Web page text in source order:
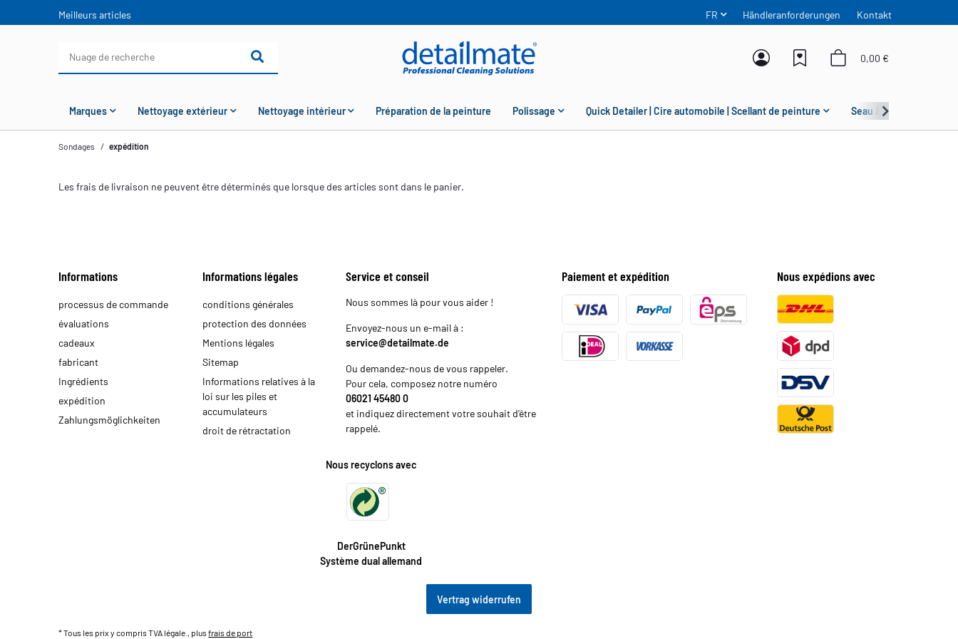
FR Händleranforderungen Kontakt
Meilleurs articles
0,00 €
Marques Nettoyage extérieur Nettoyage intérieur Préparation de la peinture Polissage Quick Detailer | Cire automobile | Scellant de peinture Seau & Grit Guard
Sondages expédition
Les frais de livraison ne peuvent être déterminés que lorsque des articles sont dans le panier.
Informations
processus de commande
évaluations
cadeaux
fabricant
Ingrédients
expédition
Zahlungsmöglichkeiten
Informations légales
conditions générales
protection des données
Mentions légales
Sitemap
Informations relatives à la
loi sur les piles et
accumulateurs
droit de rétractation
Service et conseil
Nous sommes là pour vous aider !
Envoyez-nous un e-mail à :
service@detailmate.de
Ou demandez-nous de vous rappeler.
Pour cela, composez notre numéro
06021 45480 0
et indiquez directement votre souhait d'être
rappelé.
Paiement et expédition Nous expédions avec
Nous recyclons avec
DerGrünePunkt
Système dual allemand
Vertrag widerrufen
* Tous les prix y compris TVA légale., plusfrais de port